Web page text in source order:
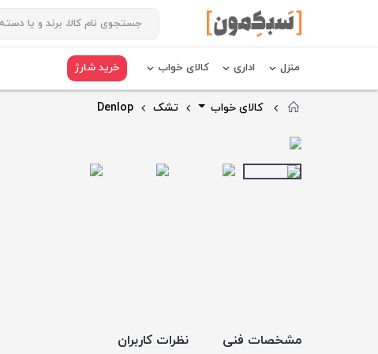
منزل اداری کالای خواب خرید شارژ
کالای خواب تشک Denlop
مشخصات فنی نظرات کاربران